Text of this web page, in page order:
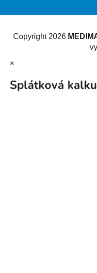
Copyright 2026
×
Splátková